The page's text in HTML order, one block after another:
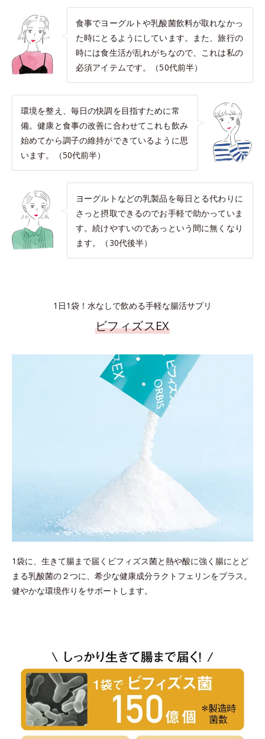
食事でヨーグルトや乳酸菌飲料が取れなかっ
た時にとるようにしています。また、旅行の
時には食生活が乱れがちなので、これは私の
必須アイテムです。（50代前半）
環境を整え、毎日の快調を目指すために常
備。健康と食事の改善に合わせてこれも飲み
始めてから調子の維持ができているように思
います。（50代前半）
ヨーグルトなどの乳製品を毎日とる代わりに
さっと摂取できるのでお手軽で助かっていま
す。続けやすいのであっという間に無くなり
ます。（30代後半）
1日1袋！水なしで飲める手軽な腸活サプリ
ビフィズスEX
1袋に、生きて腸まで届くビフィズス菌と熱や酸に強く腸にとど
まる乳酸菌の２つに、希少な健康成分ラクトフェリンをプラス。
健やかな環境作りをサポートします。